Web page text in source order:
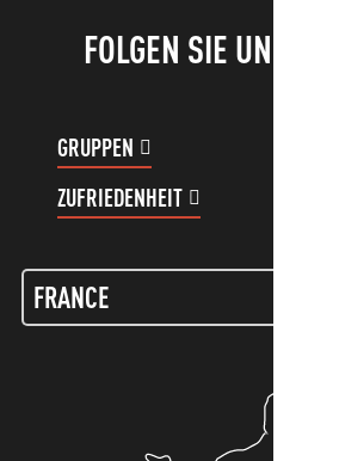
FOLGEN SIE UNS!
GRUPPEN
ZUFRIEDENHEIT